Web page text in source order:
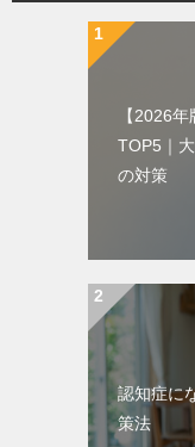
【2026
TOP5｜
の対策
認知症に
策法